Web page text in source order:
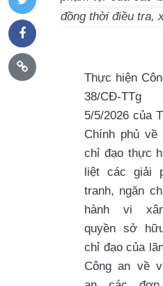
đồng thời điều tra,
Thực hiện
38/CĐ-
5/5/2026 của
Chính phủ về
chỉ đạo thực
liệt các giải
tranh, ngăn
hành vi
quyền sở
chỉ đạo của
Công an về